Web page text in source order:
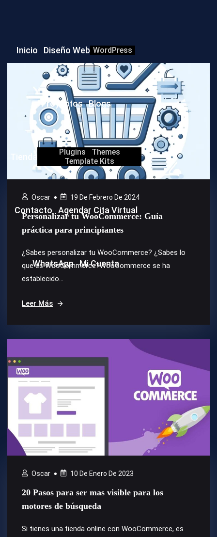
Inicio Diseño Web WordPress
Proyectos Blogs
Tienda Plugins
Themes
Template Kits
Contacto Agendar Cita Virtual
WhatsApp Mi Cuenta
Oscar 19 De Febrero De 2024
Personalizar tu WooCommerce: Guía
práctica para principiantes
¿Sabes personalizar tu WooCommerce? ¿Sabes lo
que es WooCommerce?WooCommerce se ha
establecido...
Leer Más
Oscar 10 De Enero De 2023
20 Pasos para ser mas visible para los
motores de búsqueda
Si tienes una tienda online con WooCommerce, es